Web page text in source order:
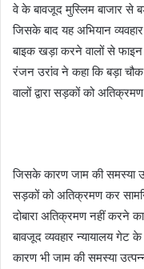
वे के बावजूद मुस्लिम बाजार से
जिसके बाद यह अभियान
बाइक खड़ा करने वालों से
रंजन उरांव ने कहा कि बड़ा
वालों द्वारा सड़कों को
जिसके कारण जाम की समस्या
सड़कों को अतिक्रमण कर
दोबारा अतिक्रमण नहीं करने का
बावजूद व्यवहार न्यायालय
कारण भी जाम की समस्या